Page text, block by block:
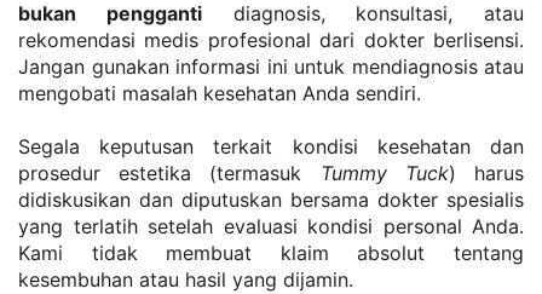
bukan pengganti diagnosis, konsultasi, atau
rekomendasi medis profesional dari dokter berlisensi.
Jangan gunakan informasi ini untuk mendiagnosis atau
mengobati masalah kesehatan Anda sendiri.
Segala keputusan terkait kondisi kesehatan dan
prosedur estetika (termasuk Tummy Tuck) harus
didiskusikan dan diputuskan bersama dokter spesialis
yang terlatih setelah evaluasi kondisi personal Anda.
Kami tidak membuat klaim absolut tentang
kesembuhan atau hasil yang dijamin.